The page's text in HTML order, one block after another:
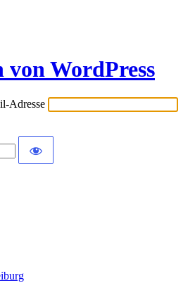
von WordPress
Adresse